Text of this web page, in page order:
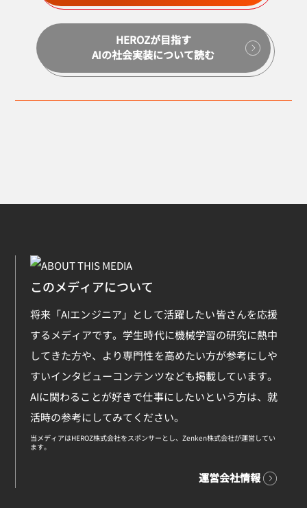
HEROZが目指す
AIの社会実装について読む
このメディアについて
将来「AIエンジニア」として活躍したい皆さんを応援
するメディアです。学生時代に機械学習の研究に熱中
してきた方や、より専門性を高めたい方が参考にしや
すいインタビューコンテンツなども掲載しています。
AIに関わることが好きで仕事にしたいという方は、就
活時の参考にしてみてください。
当メディアはHEROZ株式会社をスポンサーとし、Zenken株式会社が運営してい
ます。
運営会社情報